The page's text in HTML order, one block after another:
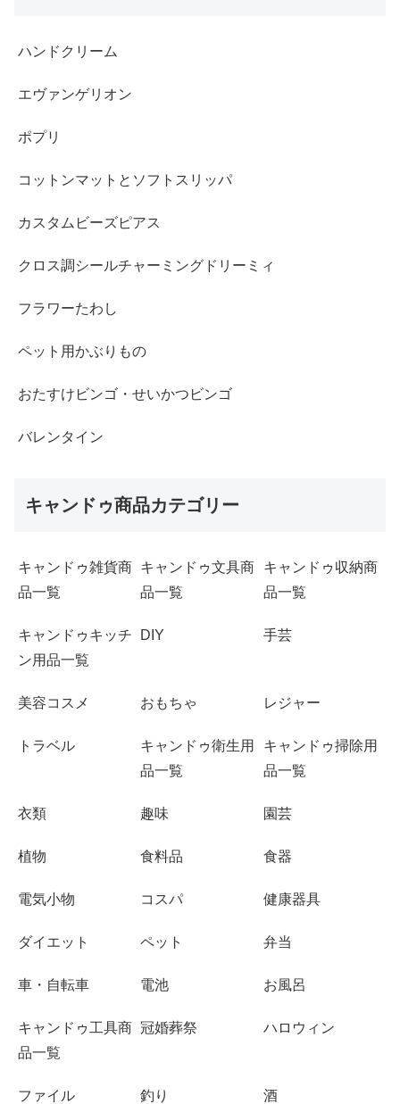
ハンドクリーム
エヴァンゲリオン
ポプリ
コットンマットとソフトスリッパ
カスタムビーズピアス
クロス調シールチャーミングドリーミィ
フラワーたわし
ペット用かぶりもの
おたすけビンゴ・せいかつビンゴ
バレンタイン
キャンドゥ商品カテゴリー
キャンドゥ雑貨商
品一覧
キャンドゥ文具商
品一覧
キャンドゥ収納商
品一覧
キャンドゥキッチ
ン用品一覧
DIY 手芸
美容コスメ おもちゃ レジャー
トラベル
キャンドゥ衛生用
品一覧
キャンドゥ掃除用
品一覧
衣類 趣味 園芸
植物 食料品 食器
電気小物 コスパ 健康器具
ダイエット ペット 弁当
車・自転車 電池 お風呂
キャンドゥ工具商
品一覧
冠婚葬祭 ハロウィン
ファイル 釣り 酒